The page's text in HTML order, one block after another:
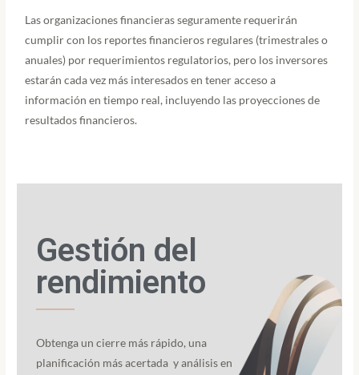
Las organizaciones financieras seguramente requerirán
cumplir con los reportes financieros regulares (trimestrales o
anuales) por requerimientos regulatorios, pero los inversores
estarán cada vez más interesados en tener acceso a
información en tiempo real, incluyendo las proyecciones de
resultados financieros.
Gestión del
rendimiento
Obtenga un cierre más rápido, una
planificación más acertada y análisis en